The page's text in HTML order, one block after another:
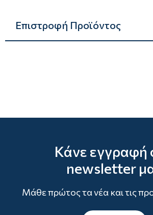
Επιστροφή Προϊόντος
Κάνε εγγραφή
newsletter
Μάθε πρώτος τα νέα και τις